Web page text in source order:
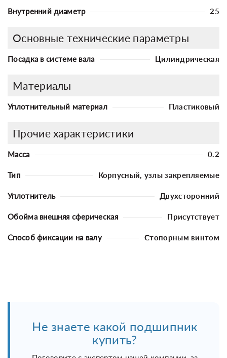
Внутренний диаметр 25
Основные технические параметры
Посадка в системе вала Цилиндрическая
Материалы
Уплотнительный материал Пластиковый
Прочие характеристики
Масса 0.2
Тип Корпусный, узлы закрепляемые
Уплотнитель Двухсторонний
Обойма внешняя сферическая Присутствует
Способ фиксации на валу Стопорным винтом
Не знаете какой подшипник
купить?